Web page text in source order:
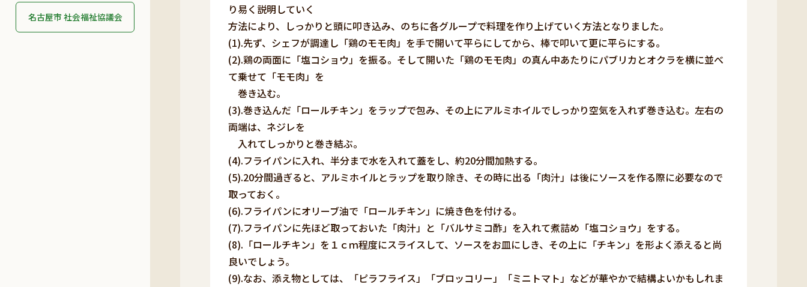
名古屋市 社会福祉協議会
り易く説明していく
方法により、しっかりと頭に叩き込み、のちに各グループで料理を作り上げていく方法となりました。
(1).先ず、シェフが調達し「鶏のモモ肉」を手で開いて平らにしてから、棒で叩いて更に平らにする。
(2).鶏の両面に「塩コショウ」を振る。そして開いた「鶏のモモ肉」の真ん中あたりにパブリカとオクラを横に並べ
て乗せて「モモ肉」を
巻き込む。
(3).巻き込んだ「ロールチキン」をラップで包み、その上にアルミホイルでしっかり空気を入れず巻き込む。左右の
両端は、ネジレを
入れてしっかりと巻き結ぶ。
(4).フライパンに入れ、半分まで水を入れて蓋をし、約20分間加熱する。
(5).20分間過ぎると、アルミホイルとラップを取り除き、その時に出る「肉汁」は後にソースを作る際に必要なので
取っておく。
(6).フライパンにオリーブ油で「ロールチキン」に焼き色を付ける。
(7).フライパンに先ほど取っておいた「肉汁」と「バルサミコ酢」を入れて煮詰め「塩コショウ」をする。
(8).「ロールチキン」を１ｃｍ程度にスライスして、ソースをお皿にしき、その上に「チキン」を形よく添えると尚
良いでしょう。
(9).なお、添え物としては、「ピラフライス」「ブロッコリー」「ミニトマト」などが華やかで結構よいかもしれま